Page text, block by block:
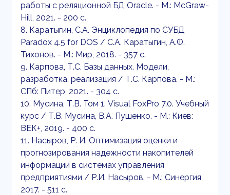
работы с реляционной БД Oracle. - М.: McGraw-
Hill, 2021. - 200 c.
8. Каратыгин, С.А. Энциклопедия по СУБД
Paradox 4.5 for DOS / С.А. Каратыгин, А.Ф.
Тихонов. - М.: Мир, 2018. - 357 c.
9. Карпова, Т.С. Базы данных. Модели,
разработка, реализация / Т.С. Карпова. - М.:
СПб: Питер, 2021. - 304 c.
10. Мусина, Т.В. Том 1. Visual FoxPro 7.0. Учебный
курс / Т.В. Мусина, В.А. Пушенко. - М.: Киев:
ВЕК+, 2019. - 400 c.
11. Насыров, Р. И. Оптимизация оценки и
прогнозирования надежности накопителей
информации в системах управления
предприятиями / Р.И. Насыров. - М.: Синергия,
2017. - 511 c.